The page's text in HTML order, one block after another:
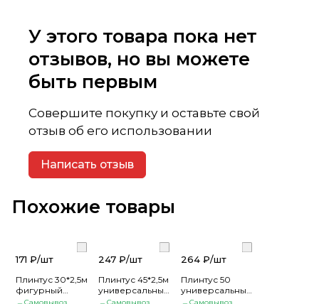
У этого товара пока нет
отзывов, но вы можете
быть первым
Совершите покупку и оставьте свой
отзыв об его использовании
Написать отзыв
Похожие товары
171 ₽/шт
Плинтус 30*2,5м
фигурный
Сосна (20)
Самовывоз
247 ₽/шт
Плинтус 45*2,5м
универсальный
Сосна (10)
Самовывоз
264 ₽/шт
Плинтус 50
универсальный
2,5 м (10)
Самовывоз